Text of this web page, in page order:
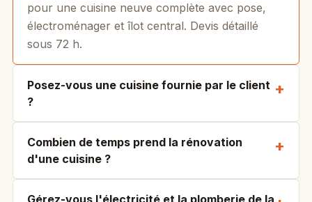
pour une cuisine neuve complète avec pose,
électroménager et îlot central. Devis détaillé
sous 72 h.
Posez-vous une cuisine fournie par le client
?
Combien de temps prend la rénovation
d'une cuisine ?
Gérez-vous l'électricité et la plomberie de la